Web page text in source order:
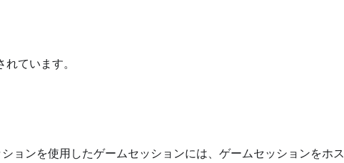
ています。
ョンを使用したゲームセッションには、ゲームセッションをホス